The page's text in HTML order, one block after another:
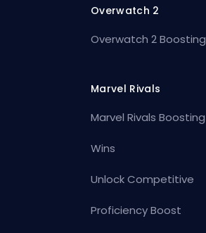
Overwatch 2
Overwatch 2 Boosting
Marvel Rivals
Marvel Rivals Boosting
Wins
Unlock Competitive
Proficiency Boost